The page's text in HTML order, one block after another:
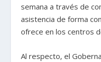
semana a través de
asistencia de forma
ofrece en los centros
Al respecto, el